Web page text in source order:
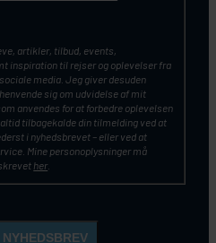
artikler, tilbud, events,
inspiration til rejser og oplevelser fra
media. Jeg giver desuden
sig om udvidelse af mit
anvendes for at forbedre oplevelsen
tilbagekalde din tilmelding ved at
i nyhedsbrevet – eller ved at
Mine personoplysninger må
her